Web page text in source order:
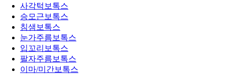
사각턱보톡스
승모근보톡스
침샘보톡스
눈가주름보톡스
입꼬리보톡스
팔자주름보톡스
이마/미간보톡스